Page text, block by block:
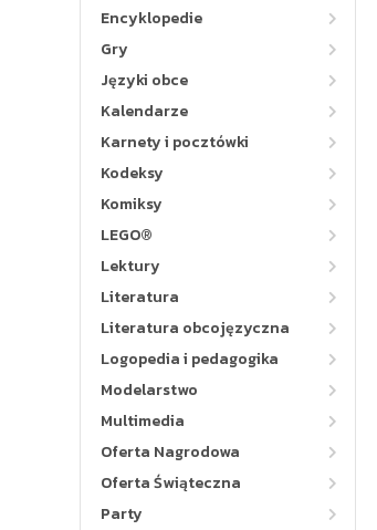
Encyklopedie
Gry
Języki obce
Kalendarze
Karnety i pocztówki
Kodeksy
Komiksy
LEGO®
Lektury
Literatura
Literatura obcojęzyczna
Logopedia i pedagogika
Modelarstwo
Multimedia
Oferta Nagrodowa
Oferta Świąteczna
Party